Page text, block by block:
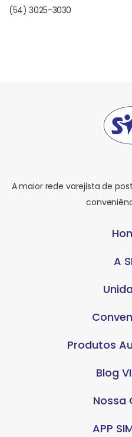
(54) 3025-3030
A maior rede varejista de
A
Produtos
Blog
Nossa
APP